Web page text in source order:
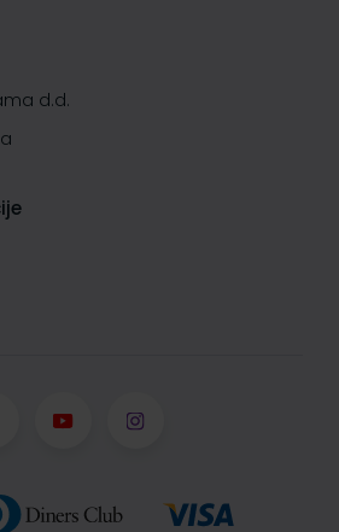
d.d.